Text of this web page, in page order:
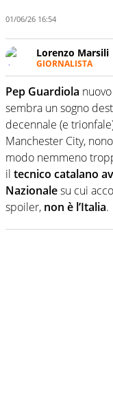
01/06/26 16:54
Lorenzo Marsili
GIORNALISTA
Giornalista
delle anime
evento e lo fa
Pep Guardiola
sembra un sogno
decennale (e
Manchester City,
modo nemmeno
il tecnico catalano
Nazionalesu cui
spoiler, non è l’Italia.